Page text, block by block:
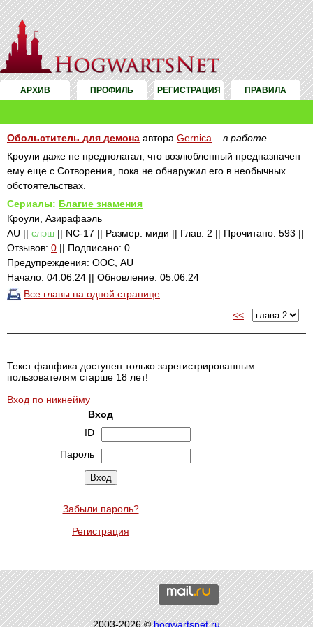
АРХИВ ПРОФИЛЬ РЕГИСТРАЦИЯ ПРАВИЛА
Обольститель для демона автора Gernica
в работе
Кроули даже не предполагал, что возлюбленный предназначен
ему еще с Сотворения, пока не обнаружил его в необычных
обстоятельствах.
Сериалы: Благие знамения
Кроули, Азирафаэль
AU || слэш || NC-17 || Размер: миди || Глав: 2 || Прочитано: 593 ||
Отзывов: 0 || Подписано: 0
Предупреждения: ООС, AU
Начало: 04.06.24 || Обновление: 05.06.24
Все главы на одной странице
<<
Текст фанфика доступен только зарегистрированным
пользователям старше 18 лет!
Вход по никнейму
Вход
ID
Пароль
Забыли пароль?
Регистрация
2003-2026 ©hogwartsnet.ru